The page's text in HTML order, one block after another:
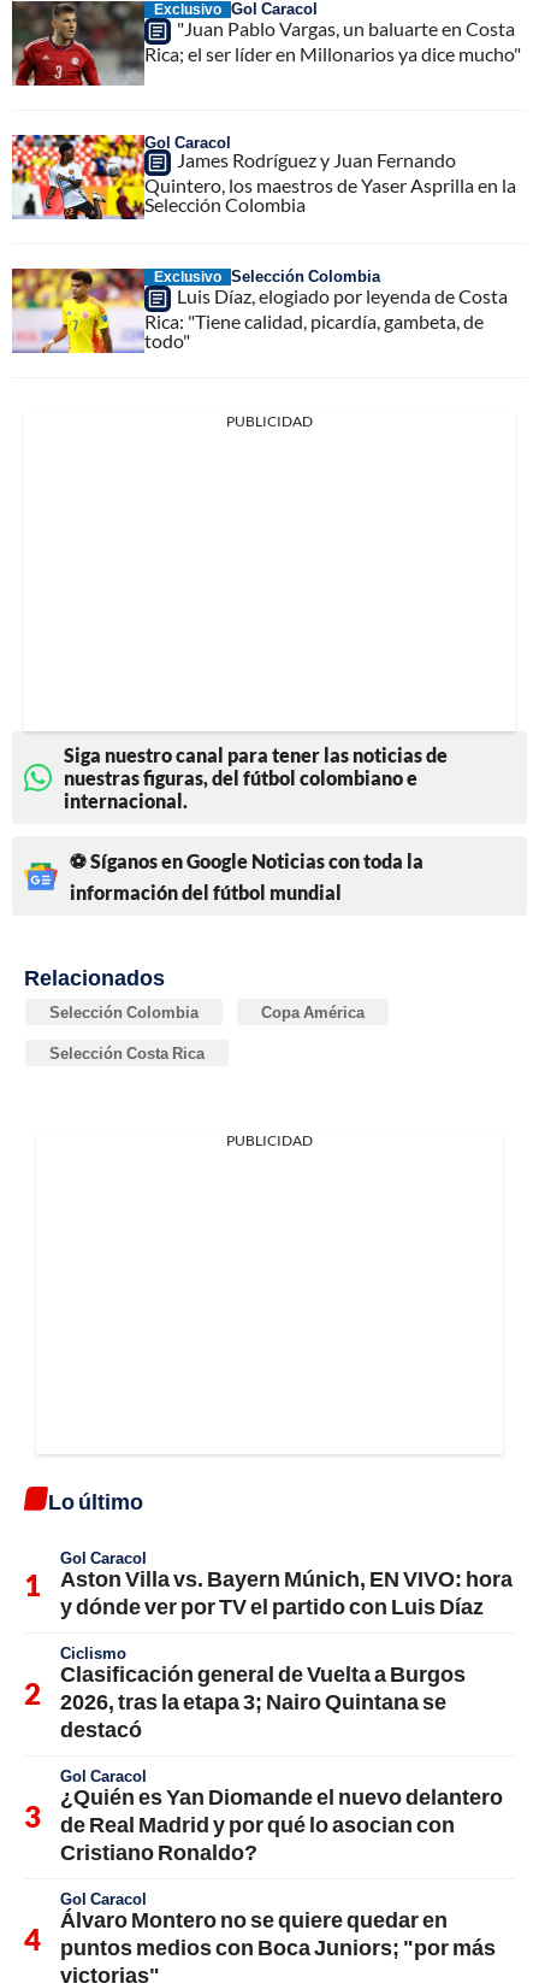
Exclusivo Gol Caracol
"Juan Pablo Vargas, un baluarte en Costa
Rica; el ser líder en Millonarios ya dice mucho"
Gol Caracol
James Rodríguez y Juan Fernando
Quintero, los maestros de Yaser Asprilla en la
Selección Colombia
Exclusivo Selección Colombia
Luis Díaz, elogiado por leyenda de Costa
Rica: "Tiene calidad, picardía, gambeta, de
todo"
PUBLICIDAD
Siga nuestro canal para tener las noticias de
nuestras figuras, del fútbol colombiano e
internacional.
⚽ Síganos en Google Noticias con toda la
información del fútbol mundial
Relacionados
Selección Colombia Copa América
Selección Costa Rica
PUBLICIDAD
Lo último
Gol Caracol
Aston Villa vs. Bayern Múnich, EN VIVO: hora
y dónde ver por TV el partido con Luis Díaz
Ciclismo
Clasificación general de Vuelta a Burgos
2026, tras la etapa 3; Nairo Quintana se
destacó
Gol Caracol
¿Quién es Yan Diomande el nuevo delantero
de Real Madrid y por qué lo asocian con
Cristiano Ronaldo?
Gol Caracol
Álvaro Montero no se quiere quedar en
puntos medios con Boca Juniors; "por más
victorias"